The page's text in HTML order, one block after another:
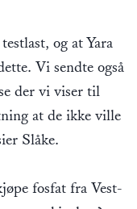
og at Yara
Vi sendte også
der vi viser til
at de ikke ville
Slåke.
fosfat fra Vest-